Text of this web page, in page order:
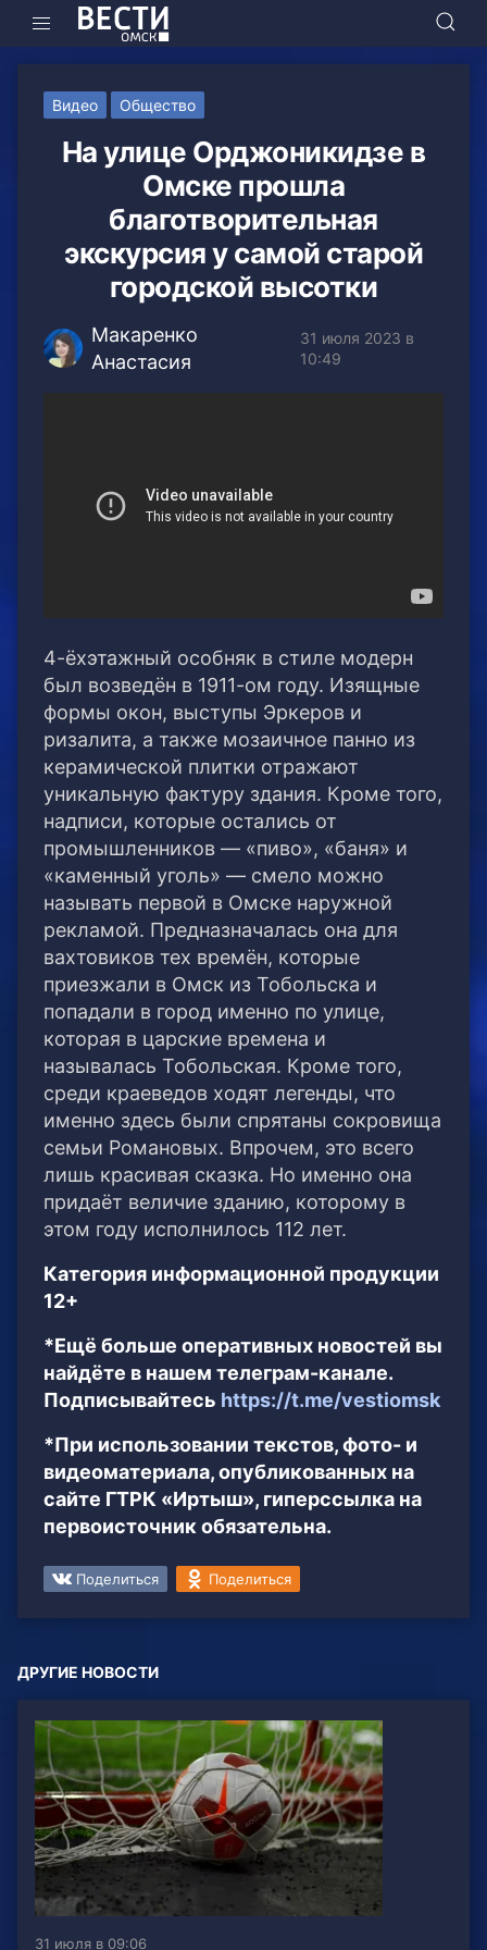
Видео Общество
На улице Орджоникидзе в
Омске прошла
благотворительная
экскурсия у самой старой
городской высотки
Макаренко
Анастасия
31 июля 2023 в
10:49
4-ёхэтажный особняк в стиле модерн
был возведён в 1911-ом году. Изящные
формы окон, выступы Эркеров и
ризалита, а также мозаичное панно из
керамической плитки отражают
уникальную фактуру здания. Кроме того,
надписи, которые остались от
промышленников — «пиво», «баня» и
«каменный уголь» — смело можно
называть первой в Омске наружной
рекламой. Предназначалась она для
вахтовиков тех времён, которые
приезжали в Омск из Тобольска и
попадали в город именно по улице,
которая в царские времена и
называлась Тобольская. Кроме того,
среди краеведов ходят легенды, что
именно здесь были спрятаны сокровища
семьи Романовых. Впрочем, это всего
лишь красивая сказка. Но именно она
придаёт величие зданию, которому в
этом году исполнилось 112 лет.
Категория информационной продукции
12+
*Ещё больше оперативных новостей вы
найдёте в нашем телеграм-канале.
Подписывайтесь https://t.me/vestiomsk
*При использовании текстов, фото- и
видеоматериала, опубликованных на
сайте ГТРК «Иртыш», гиперссылка на
первоисточник обязательна.
Поделиться Поделиться
ДРУГИЕ НОВОСТИ
31 июля в 09:06